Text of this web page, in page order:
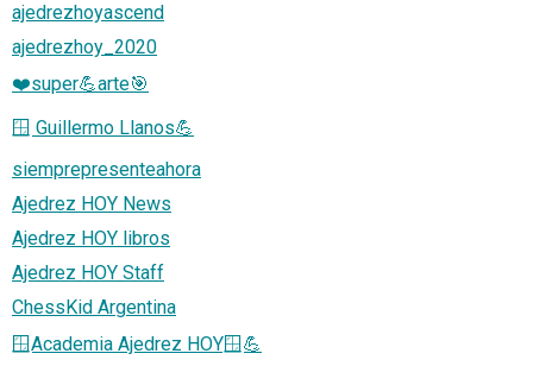
ajedrezhoyascend
ajedrezhoy_2020
❤️super💪arte🎯
🪟 Guillermo Llanos💪
siemprepresenteahora
Ajedrez HOY News
Ajedrez HOY libros
Ajedrez HOY Staff
ChessKid Argentina
🪟Academia Ajedrez HOY🪟💪